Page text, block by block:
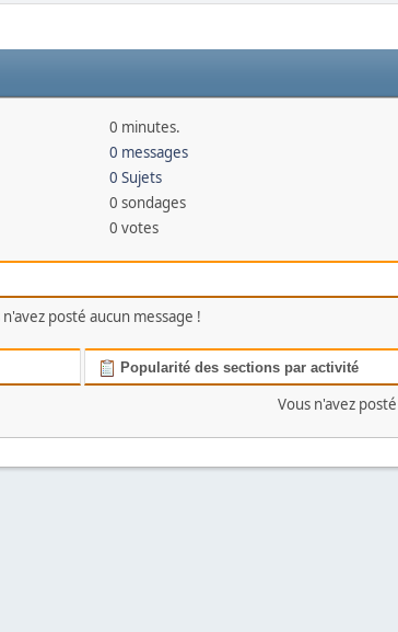
0 minutes.
0 messages
0 Sujets
0 sondages
0 votes
n'avez posté aucun message !
Popularité des sections par activité
Vous n'avez